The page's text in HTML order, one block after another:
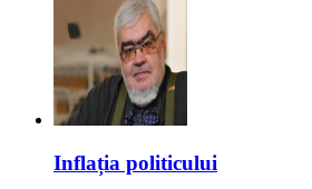
Inflația politicului